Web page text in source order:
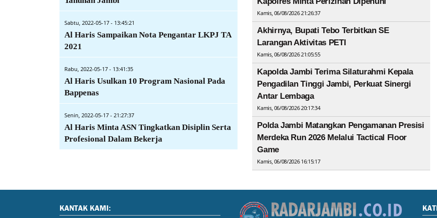
Sabtu, 2022-05-17 - 13:45:21
Al Haris Sampaikan Nota Pengantar LKPJ TA
2021
Rabu, 2022-05-17 - 13:41:35
Al Haris Usulkan 10 Program Nasional Pada
Bappenas
Senin, 2022-05-17 - 21:27:37
Al Haris Minta ASN Tingkatkan Disiplin Serta
Profesional Dalam Bekerja
Kamis, 06/08/2026 21:26:37
Akhirnya, Bupati Tebo Terbitkan SE
Larangan Aktivitas PETI
Kamis, 06/08/2026 21:05:55
Kapolda Jambi Terima Silaturahmi Kepala
Pengadilan Tinggi Jambi, Perkuat Sinergi
Antar Lembaga
Kamis, 06/08/2026 20:17:34
Polda Jambi Matangkan Pengamanan Presisi
Merdeka Run 2026 Melalui Tactical Floor
Game
Kamis, 06/08/2026 16:15:17
KANTAK KAMI: